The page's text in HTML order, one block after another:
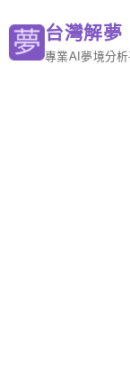
台灣解夢
專業AI夢境分